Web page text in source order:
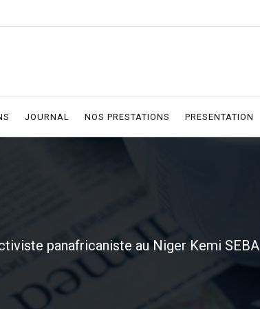
JOURNAL NOS PRESTATIONS PRESENTATION
panafricaniste au Niger Kemi SEBA